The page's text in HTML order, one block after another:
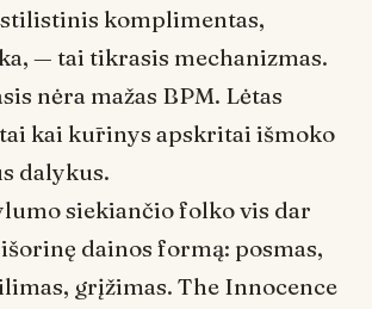
stilistinis komplimentas,
— tai tikrasis mechanizmas.
nėra mažas BPM. Lėtas
kai kūrinys apskritai išmoko
dalykus.
siekiančio folko vis dar
dainos formą: posmas,
grįžimas. The Innocence